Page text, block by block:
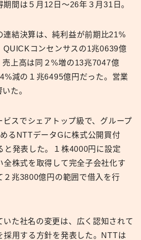
期間は５月12日～26年３月31日。
連結決算は、純利益が前期比21%
QUICKコンセンサスの1兆0639億
売上高は同２%増の13兆7047億
減の１兆6495億円だった。営業
た。
スでシェアトップ級で、グループ
るNTTデータGに株式公開買付
と発表した。１株4000円に設定
全株式を取得して完全子会社化す
２兆3800億円の範囲で借入を行
いた社名の変更は、広く認知されて
採用する方針を発表した。NTTは